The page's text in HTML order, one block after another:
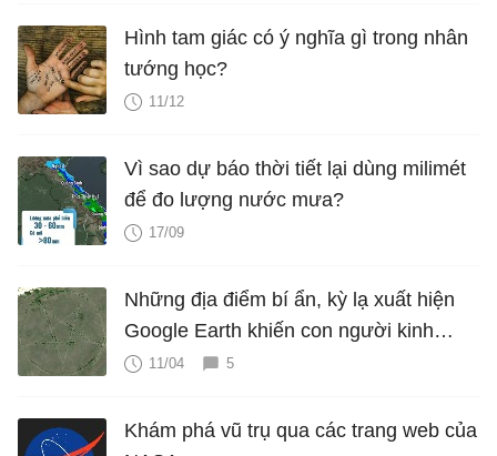
Hình tam giác có ý nghĩa gì trong nhân
tướng học?
11/12
Vì sao dự báo thời tiết lại dùng milimét
để đo lượng nước mưa?
17/09
Những địa điểm bí ẩn, kỳ lạ xuất hiện
Google Earth khiến con người kinh
ngạc11/04 5
Khám phá vũ trụ qua các trang web của